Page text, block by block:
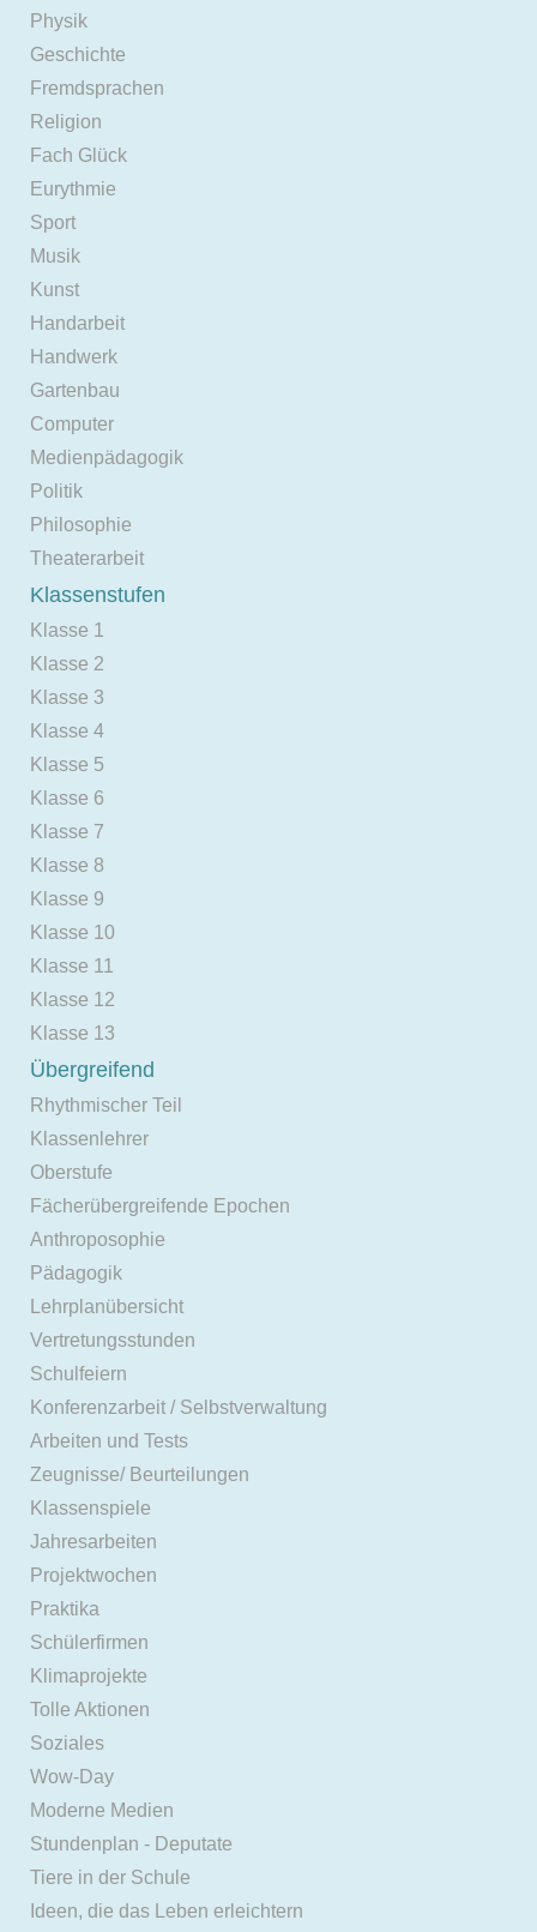
Physik
Geschichte
Fremdsprachen
Religion
Fach Glück
Eurythmie
Sport
Musik
Kunst
Handarbeit
Handwerk
Gartenbau
Computer
Medienpädagogik
Politik
Philosophie
Theaterarbeit
Klassenstufen
Klasse 1
Klasse 2
Klasse 3
Klasse 4
Klasse 5
Klasse 6
Klasse 7
Klasse 8
Klasse 9
Klasse 10
Klasse 11
Klasse 12
Klasse 13
Übergreifend
Rhythmischer Teil
Klassenlehrer
Oberstufe
Fächerübergreifende Epochen
Anthroposophie
Pädagogik
Lehrplanübersicht
Vertretungsstunden
Schulfeiern
Konferenzarbeit / Selbstverwaltung
Arbeiten und Tests
Zeugnisse/ Beurteilungen
Klassenspiele
Jahresarbeiten
Projektwochen
Praktika
Schülerfirmen
Klimaprojekte
Tolle Aktionen
Soziales
Wow-Day
Moderne Medien
Stundenplan - Deputate
Tiere in der Schule
Ideen, die das Leben erleichtern